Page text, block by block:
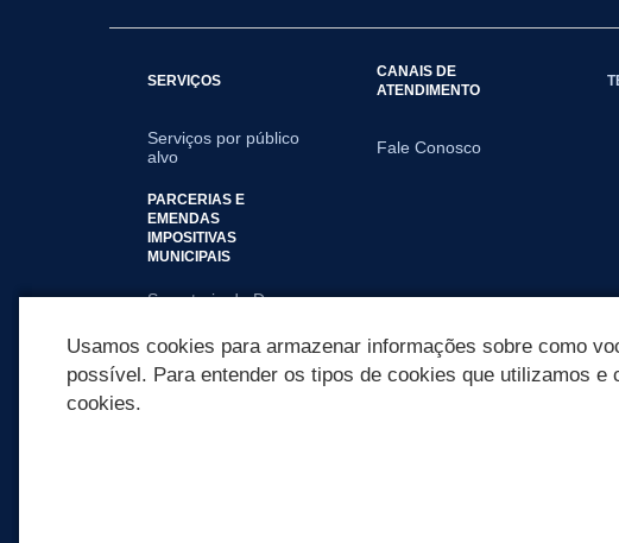
SERVIÇOS
Serviços por público
alvo
CANAIS DE
ATENDIMENTO
Fale Conosco
PARCERIAS E
EMENDAS
IMPOSITIVAS
MUNICIPAIS
Secretaria de Dev
Usamos cookies para armazenar informações sobre como
possível. Para entender os tipos de cookies que utilizamos
cookies.